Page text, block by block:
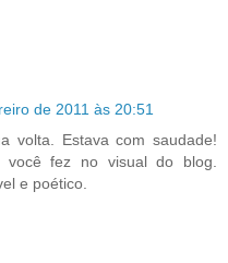
de 2011 às 20:51
volta. Estava com saudade!
você fez no visual do blog.
e poético.